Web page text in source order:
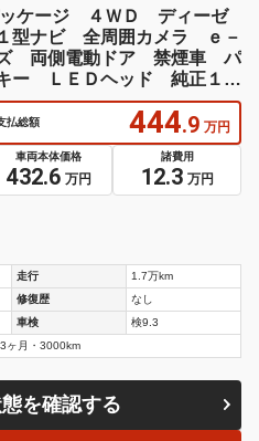
ケージ ４ＷＤ ディーゼ
型ナビ 全周囲カメラ ｅ－
両側電動ドア 禁煙車 パ
ー ＬＥＤヘッド 純正１８
払総額 444.9 万円
車両本体価格
432.6 万円
諸費用
12.3 万円
走行
1.7万km
修復歴
なし
車検
検9.3
ヶ月・3000km
を確認する